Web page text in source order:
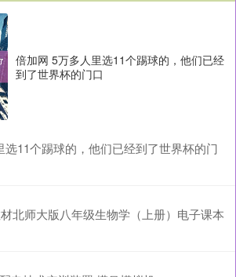
倍加网 5万多人里选11个踢球的，他们已经
到了世界杯的门口
选11个踢球的，他们已经到了世界杯的门
北师大版八年级生物学（上册）电子课本